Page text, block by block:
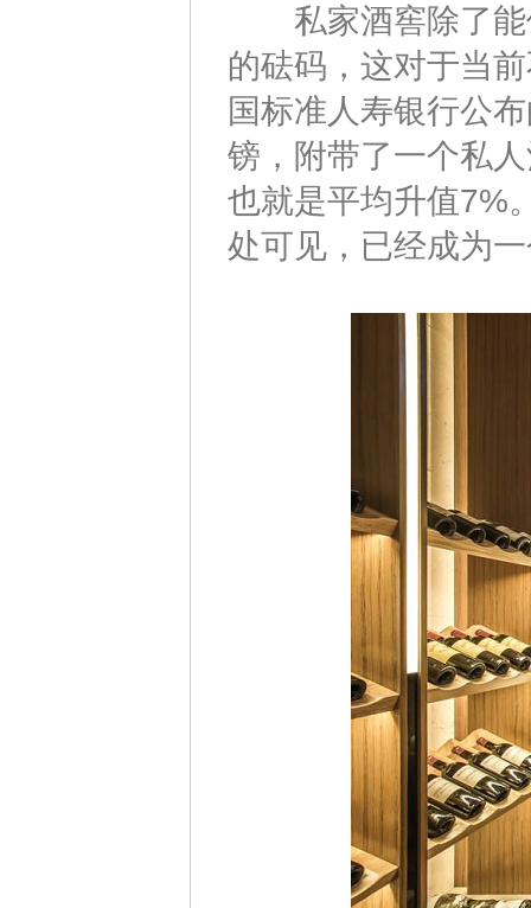
私家酒窖除了能
的砝码，这对于当
国标准人寿银行公
镑，附带了一个私
也就是平均升值7%
处可见，已经成为